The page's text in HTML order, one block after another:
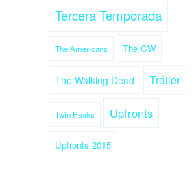
Tercera Temporada
The Americans The CW
The Walking Dead Tráiler
Twin Peaks Upfronts
Upfronts 2015